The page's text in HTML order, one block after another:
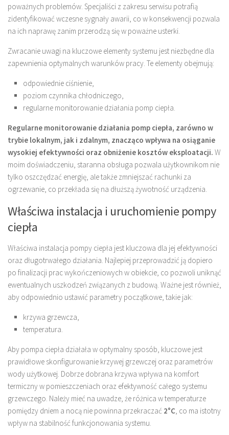
poważnych problemów. Specjaliści z zakresu serwisu potrafią
zidentyfikować wczesne sygnały awarii, co w konsekwencji pozwala
na ich naprawę zanim przerodzą się w poważne usterki.
Zwracanie uwagi na kluczowe elementy systemu jest niezbędne dla
zapewnienia optymalnych warunków pracy. Te elementy obejmują:
odpowiednie ciśnienie,
poziom czynnika chłodniczego,
regularne monitorowanie działania pomp ciepła.
Regularne monitorowanie działania pomp ciepła, zarówno w
trybie lokalnym, jak i zdalnym, znacząco wpływa na osiąganie
wysokiej efektywności oraz obniżenie kosztów eksploatacji. W
moim doświadczeniu, staranna obsługa pozwala użytkownikom nie
tylko oszczędzać energię, ale także zmniejszać rachunki za
ogrzewanie, co przekłada się na dłuższą żywotność urządzenia.
Właściwa instalacja i uruchomienie pompy
ciepła
Właściwa instalacja pompy ciepła jest kluczowa dla jej efektywności
oraz długotrwałego działania. Najlepiej przeprowadzić ją dopiero
po finalizacji prac wykończeniowych w obiekcie, co pozwoli uniknąć
ewentualnych uszkodzeń związanych z budową. Ważne jest również,
aby odpowiednio ustawić parametry początkowe, takie jak:
krzywa grzewcza,
temperatura.
Aby pompa ciepła działała w optymalny sposób, kluczowe jest
prawidłowe skonfigurowanie krzywej grzewczej oraz parametrów
wody użytkowej. Dobrze dobrana krzywa wpływa na komfort
termiczny w pomieszczeniach oraz efektywność całego systemu
grzewczego. Należy mieć na uwadze, że różnica w temperaturze
pomiędzy dniem a nocą nie powinna przekraczać 2°C, co ma istotny
wpływ na stabilność funkcjonowania systemu.